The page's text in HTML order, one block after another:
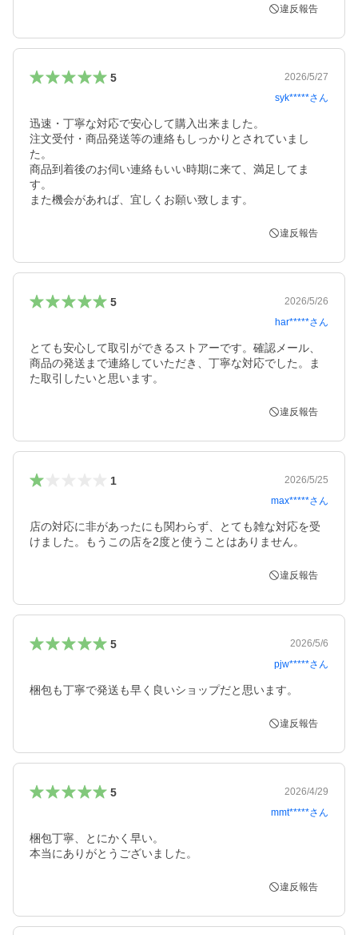
違反報告
5
2026/5/27
syk*****さん
迅速・丁寧な対応で安心して購入出来ました。
注文受付・商品発送等の連絡もしっかりとされていまし
た。
商品到着後のお伺い連絡もいい時期に来て、満足してま
す。
また機会があれば、宜しくお願い致します。
違反報告
5
2026/5/26
har*****さん
とても安心して取引ができるストアーです。確認メール、
商品の発送まで連絡していただき、丁寧な対応でした。ま
た取引したいと思います。
違反報告
1
2026/5/25
max*****さん
店の対応に非があったにも関わらず、とても雑な対応を受
けました。もうこの店を2度と使うことはありません。
違反報告
5
2026/5/6
pjw*****さん
梱包も丁寧で発送も早く良いショップだと思います。
違反報告
5
2026/4/29
mmt*****さん
梱包丁寧、とにかく早い。
本当にありがとうございました。
違反報告